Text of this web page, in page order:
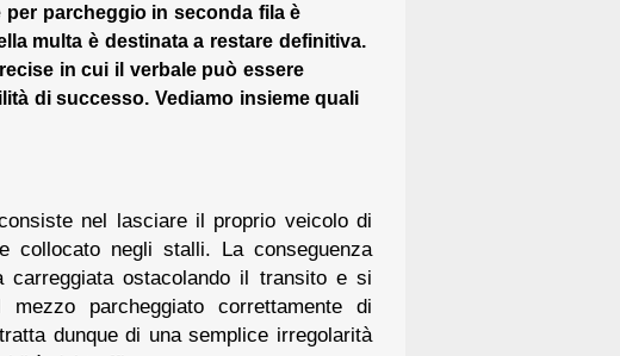
parcheggio in seconda fila è
multa è destinata a restare definitiva.
in cui il verbale può essere
di successo. Vediamo insieme quali
nel lasciare il proprio veicolo di
collocato negli stalli. La conseguenza
ostacolando il transito e si
mezzo parcheggiato correttamente di
dunque di una semplice irregolarità